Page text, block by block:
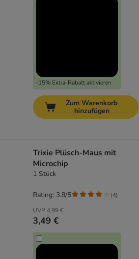
-15% Extra-Rabatt aktivieren
Zum Warenkorb
hinzufügen
Trixie Plüsch-Maus mit
Microchip
1 Stück
UVP 4,99 €
3,49 €
Rating: 3.8/5 (4)